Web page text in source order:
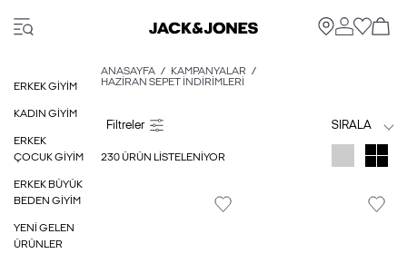
ERKEK GIYIM
KADIN GIYIM
ERKEK
ÇOCUK GIYIM
ERKEK BÜYÜK
BEDEN GIYIM
YENI GELEN
ÜRÜNLER
ANASAYFA
KAMPANYALAR
HAZIRAN SEPET İNDIRIMLERI
SIRALA
230 ÜRÜN LISTELENIYOR